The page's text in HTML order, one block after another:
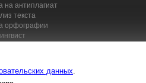
на антиплагиат
текста
орфографии
данных